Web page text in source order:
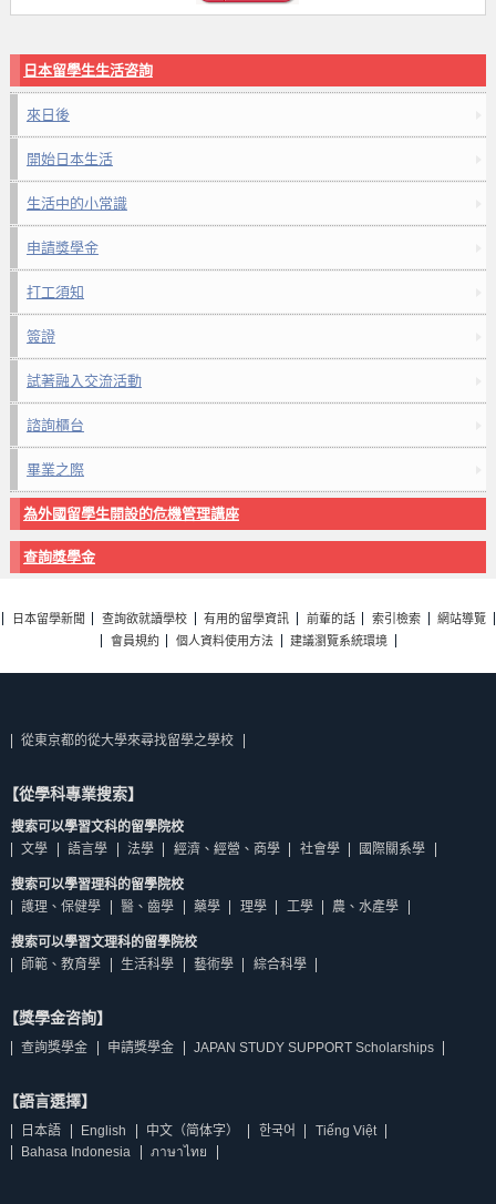
日本留學生生活咨詢
來日後
開始日本生活
生活中的小常識
申請獎學金
打工須知
簽證
試著融入交流活動
諮詢櫃台
畢業之際
為外國留學生開設的危機管理講座
查詢獎學金
日本留學新聞 查詢欲就讀學校 有用的留學資訊 前輩的話 索引檢索
網站導覽
會員規約
個人資料使用方法 建議瀏覽系統環境
從東京都的從大學來尋找留學之學校
【從學科專業搜索】
搜索可以學習文科的留學院校
文學
語言學 法學 經濟、經營、商學 社會學 國際關系學
搜索可以學習理科的留學院校
護理、保健學
醫、齒學 藥學 理學 工學 農、水產學
搜索可以學習文理科的留學院校
師範、教育學
生活科學 藝術學 綜合科學
【獎學金咨詢】
查詢獎學金 申請獎學金 JAPAN STUDY SUPPORT Scholarships
【語言選擇】
日本語 English 中文（简体字） 한국어
Tiếng Việt
Bahasa Indonesia
ภาษาไทย